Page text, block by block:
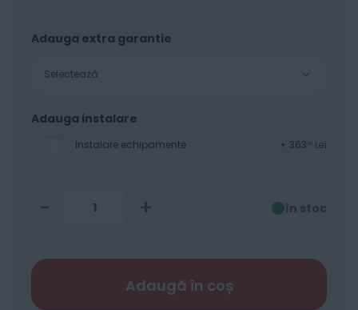
Adauga extra garantie
Selectează
Adauga instalare
Instalare echipamente + 363 Lei
- + în stoc
Adaugă în coș